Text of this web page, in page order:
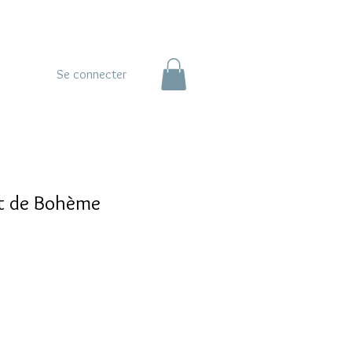
Se connecter
de Bohème